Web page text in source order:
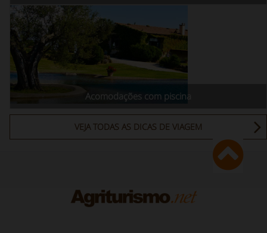
Acomodações com piscina
VEJA TODAS AS DICAS DE VIAGEM